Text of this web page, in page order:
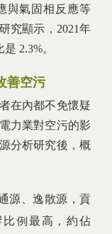
與氣固相反應等
究顯示，2021年
2.3%。
善空污
在內都不免懷疑
力業對空污的影
分析研究後，概
源、逸散源，貢
例最高，約佔